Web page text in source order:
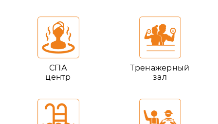
СПА
центр
Тренажерный
зал